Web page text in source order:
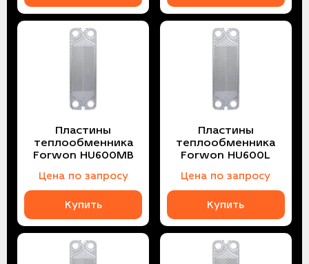
Пластины
теплообменника
Forwon HU600MB
Цена по запросу
Купить
Пластины
теплообменника
Forwon HU600L
Цена по запросу
Купить